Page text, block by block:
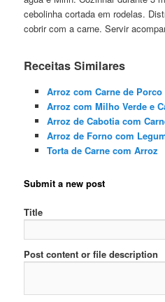
cebolinha cortada em rodelas.
cobrir com a carne. Servir
Receitas Similares
Arroz com Carne de Porco
Arroz com Milho Verde e
Arroz de Cabotia com
Arroz de Forno com
Torta de Carne com Arroz
Submit a new post
Title
Post content or file description